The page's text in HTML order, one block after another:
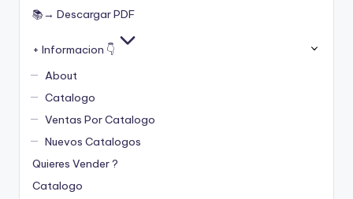
📚→ Descargar PDF
+ Informacion 👇
About
Catalogo
Ventas Por Catalogo
Nuevos Catalogos
Quieres Vender ?
Catalogo